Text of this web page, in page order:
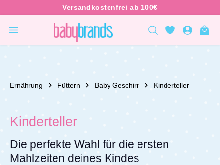
Ernährung Füttern Baby Geschirr Kinderteller
Kinderteller
Die perfekte Wahl für die ersten
Mahlzeiten deines Kindes